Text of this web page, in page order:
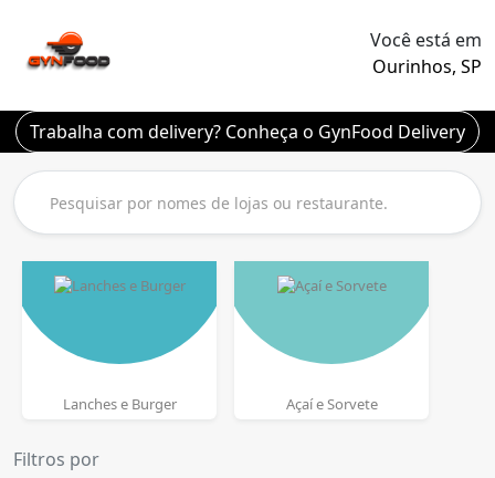
Você está em
Ourinhos, SP
Trabalha com delivery? Conheça o GynFood Delivery
Lanches e Burger Açaí e Sorvete
Filtros por